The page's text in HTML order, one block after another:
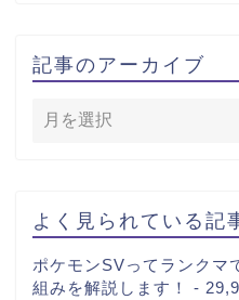
記事のアーカイブ
よく見られている記
ポケモンSVってランクマ
組みを解説します！
-